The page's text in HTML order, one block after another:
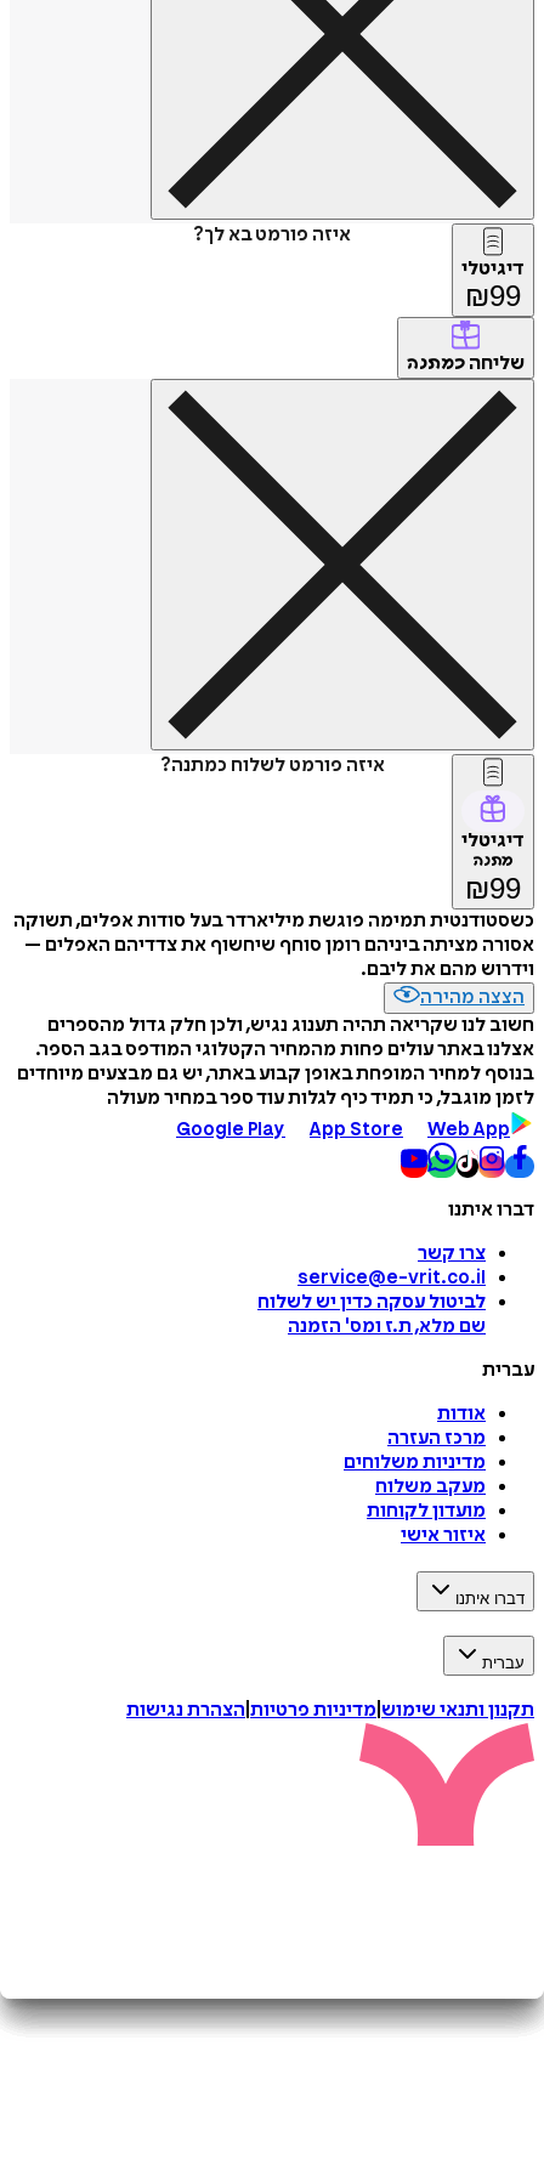
איזה פורמט בא לך?
₪
כמתנה
איזה פורמט לשלוח כמתנה?
₪
תמימה פוגשת מיליארדר בעל סודות אפלים, תשוקה
מציתה ביניהם רומן סוחף שיחשוף את צדדיהם האפלים –
מהם את ליבם.
מהירה
לנו שקריאה תהיה תענוג נגיש, ולכן חלק גדול מהספרים
באתר עולים פחות מהמחיר הקטלוגי המודפס בגב הספר.
למחיר המופחת באופן קבוע באתר, יש גם מבצעים מיוחדים
מוגבל, כי תמיד כיף לגלות עוד ספר במחיר מעולה
Google Play
App Store Web
צרו קשר
service@e-vrit.co.il
לביטול עסקה כדין יש לשלוח
שם מלא, ת.ז ומס'הזמנה
אודות
מרכז העזרה
מדיניות משלוחים
מעקב משלוח
מועדון לקוחות
איזור אישי
איתנו
ותנאי שימוש|מדיניות פרטיות|הצהרת נגישות